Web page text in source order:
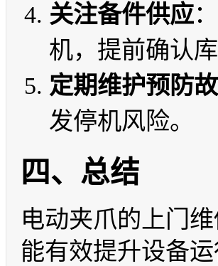
关注备件供应
机，提前确认
定期维护预防
发停机风险。
四、总结
电动夹爪的上门
能有效提升设备